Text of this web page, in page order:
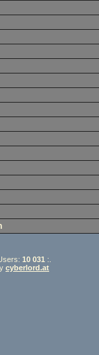
10 031 :.
cyberlord.at